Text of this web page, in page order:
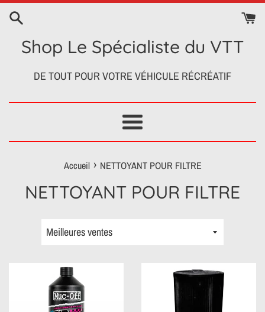
Passer
contenuShop Le Spécialiste du VTT
DE TOUT POUR VOTRE VÉHICULE RÉCRÉATIF
Menu
Accueil › NETTOYANT POUR FILTRE
NETTOYANT POUR FILTRE
Trier